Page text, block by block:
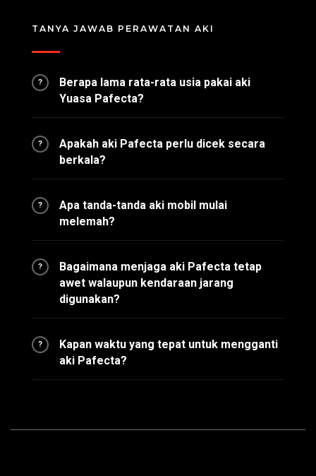
TANYA JAWAB PERAWATAN AKI
?
Berapa lama rata-rata usia pakai aki
Yuasa Pafecta?
?
Apakah aki Pafecta perlu dicek secara
berkala?
?
Apa tanda-tanda aki mobil mulai
melemah?
?
Bagaimana menjaga aki Pafecta tetap
awet walaupun kendaraan jarang
digunakan?
?
Kapan waktu yang tepat untuk mengganti
aki Pafecta?